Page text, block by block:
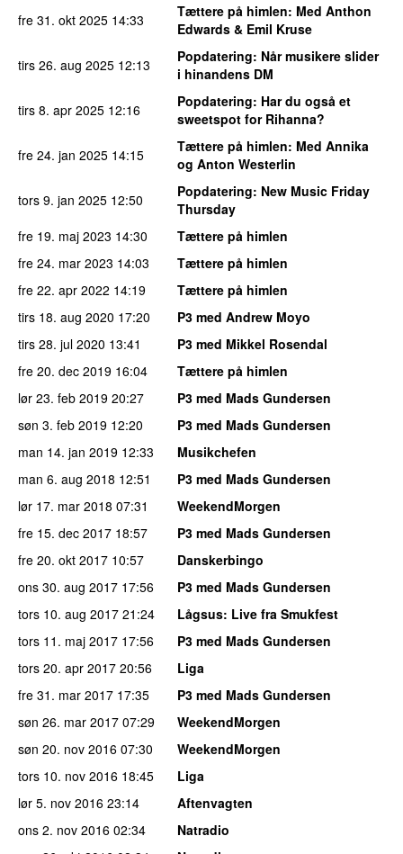
fre 31. okt 2025 14:33 Tættere på himlen: Med Anthon
Edwards & Emil Kruse
tirs 26. aug 2025 12:13 Popdatering: Når musikere slider
i hinandens DM
tirs 8. apr 2025 12:16 Popdatering: Har du også et
sweetspot for Rihanna?
fre 24. jan 2025 14:15 Tættere på himlen: Med Annika
og Anton Westerlin
tors 9. jan 2025 12:50 Popdatering: New Music Friday
Thursday
fre 19. maj 2023 14:30
Tættere på himlen
fre 24. mar 2023 14:03
Tættere på himlen
fre 22. apr 2022 14:19
Tættere på himlen
tirs 18. aug 2020 17:20
P3 med Andrew Moyo
tirs 28. jul 2020 13:41
P3 med Mikkel Rosendal
fre 20. dec 2019 16:04
Tættere på himlen
lør 23. feb 2019 20:27
P3 med Mads Gundersen
søn 3. feb 2019 12:20
P3 med Mads Gundersen
man 14. jan 2019 12:33
Musikchefen
man 6. aug 2018 12:51
P3 med Mads Gundersen
lør 17. mar 2018 07:31
WeekendMorgen
fre 15. dec 2017 18:57
P3 med Mads Gundersen
fre 20. okt 2017 10:57
Danskerbingo
ons 30. aug 2017 17:56
P3 med Mads Gundersen
tors 10. aug 2017 21:24 Lågsus: Live fra Smukfest
tors 11. maj 2017 17:56
P3 med Mads Gundersen
tors 20. apr 2017 20:56
Liga
fre 31. mar 2017 17:35
P3 med Mads Gundersen
søn 26. mar 2017 07:29
WeekendMorgen
søn 20. nov 2016 07:30
WeekendMorgen
tors 10. nov 2016 18:45
Liga
lør 5. nov 2016 23:14
Aftenvagten
ons 2. nov 2016 02:34
Natradio